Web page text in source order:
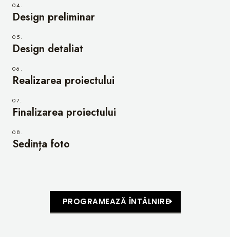
04.
Design preliminar
05.
Design detaliat
06.
Realizarea proiectului
07.
Finalizarea proiectului
08.
Sedința foto
PROGRAMEAZĂ ÎNTÂLNIRE